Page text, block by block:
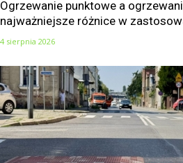
Ogrzewanie punktowe a
najważniejsze różnice w
4 sierpnia 2026